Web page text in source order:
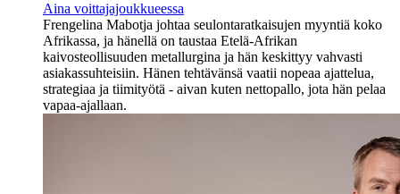
Aina voittajajoukkueessa
Frengelina Mabotja johtaa seulontaratkaisujen myyntiä koko
Afrikassa, ja hänellä on taustaa Etelä-Afrikan
kaivosteollisuuden metallurgina ja hän keskittyy vahvasti
asiakassuhteisiin. Hänen tehtävänsä vaatii nopeaa ajattelua,
strategiaa ja tiimityötä - aivan kuten nettopallo, jota hän pelaa
vapaa-ajallaan.